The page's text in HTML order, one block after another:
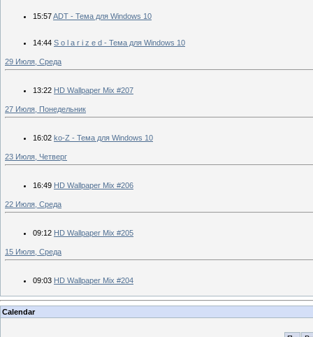
15:57ADT - Тема для Windows 10
14:44 S o l a r i z e d - Тема для Windows 10
29 Июля, Среда
13:22 HD Wallpaper Mix #207
27 Июля, Понедельник
16:02 ko-Z - Тема для Windows 10
23 Июля, Четверг
16:49 HD Wallpaper Mix #206
22 Июля, Среда
09:12 HD Wallpaper Mix #205
15 Июля, Среда
09:03 HD Wallpaper Mix #204
Calendar